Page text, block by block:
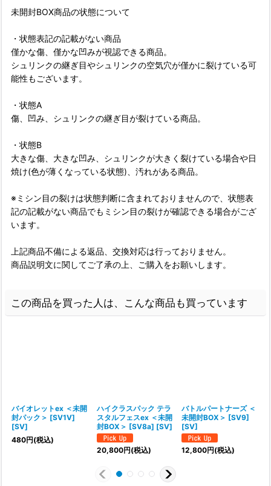
未開封BOX商品の状態について
・状態表記の記載がない商品
僅かな傷、僅かな凹みが視認できる商品。
シュリンクの継ぎ目やシュリンクの空気穴が僅かに裂けている可
能性もございます。
・状態A
傷、凹み、シュリンクの継ぎ目が裂けている商品。
・状態B
大きな傷、大きな凹み、シュリンクが大きく裂けている場合や日
焼け(色が薄くなっている状態)、汚れがある商品。
※ミシン目の裂けは状態判断に含まれておりませんので、状態表
記の記載がない商品でもミシン目の裂けが確認できる場合がござ
います。
上記商品不備による返品、交換対応は行っておりません。
商品説明文に関してご了承の上、ご購入をお願いします。
この商品を買った人は、こんな商品も買っています
バイオレットex ＜未開
封パック＞ [SV1V]
[SV]
480円(税込)
ハイクラスパック テラ
スタルフェスex ＜未開
封BOX＞ [SV8a] [SV]
20,800円(税込)
バトルパートナーズ ＜
未開封BOX＞ [SV9]
[SV]
12,800円(税込)